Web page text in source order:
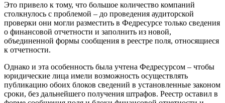
Это привело к тому, что большое количество компаний
столкнулось с проблемой – до проведения аудиторской
проверки они могли разместить в Федресурсе только сведения
о финансовой отчетности и заполнить из новой,
объединенной формы сообщения в реестре поля, относящиеся
к отчетности.
Однако и эта особенность была учтена Федресурсом – чтобы
юридические лица имели возможность осуществлять
публикацию обоих блоков сведений в установленные законом
сроки, без дальнейшего получения штрафов. Реестр оставил в